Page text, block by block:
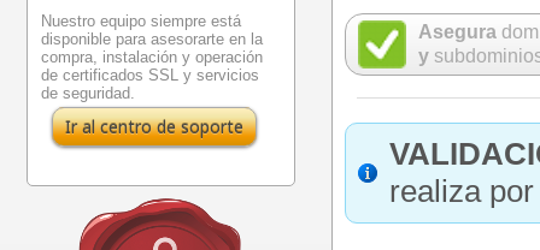
Nuestro equipo siempre está
disponible para asesorarte en la
compra, instalación y operación
de certificados SSL y servicios
de seguridad.
Ir al centro de soporte
Asegura
y
realiza